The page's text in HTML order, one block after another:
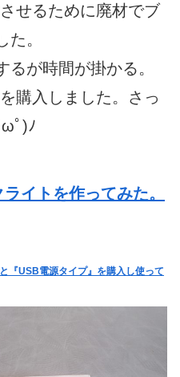
せるために廃材でブ
。
るが時間が掛かる。
購入しました。さっ
ﾟ)ﾉ
イトを作ってみた。
『USB電源タイプ』を購入し使って